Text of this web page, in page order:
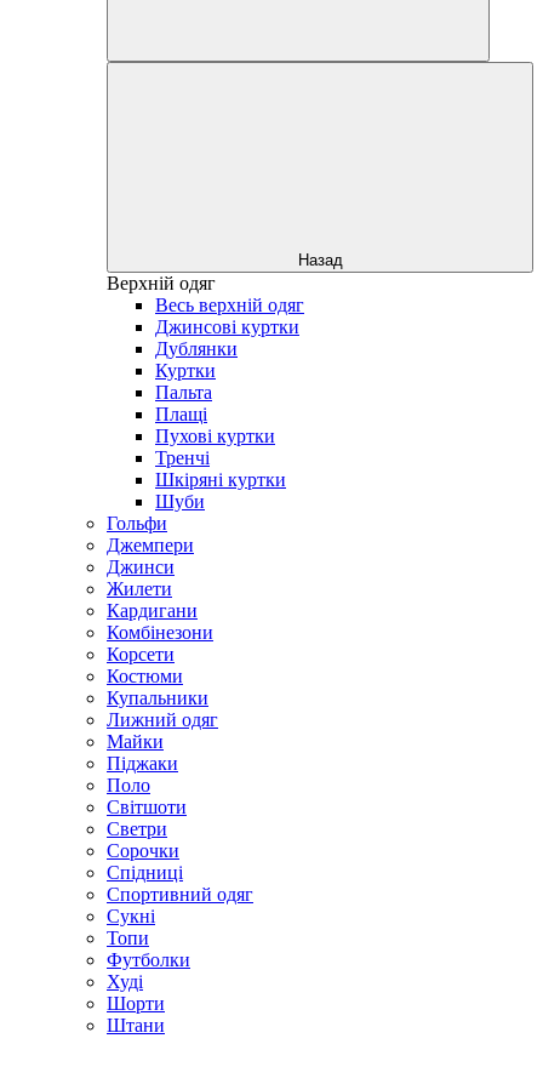
Назад
Верхній одяг
Весь верхній одяг
Джинсові куртки
Дублянки
Куртки
Пальта
Плащі
Пухові куртки
Тренчі
Шкіряні куртки
Шуби
Гольфи
Джемпери
Джинси
Жилети
Кардигани
Комбінезони
Корсети
Костюми
Купальники
Лижний одяг
Майки
Піджаки
Поло
Світшоти
Светри
Сорочки
Спідниці
Спортивний одяг
Сукні
Топи
Футболки
Худі
Шорти
Штани